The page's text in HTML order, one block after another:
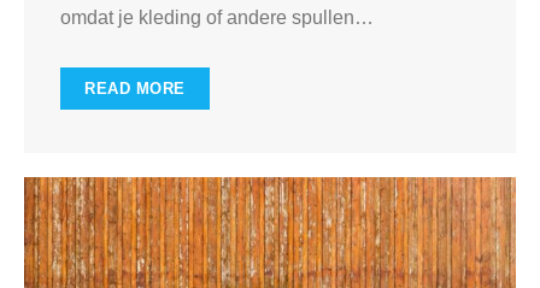
omdat je kleding of andere spullen…
READ MORE